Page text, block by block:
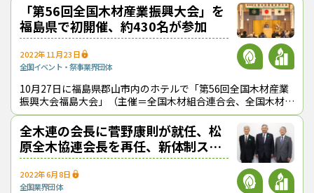
「第56回全国木材産業振興大会」を
福島県で初開催、約430名が参加
2022年11月23日
全国イベント・祭事業界団体
10月27日に福島県郡山市内のホテルで「第56回全国木材産業
振興大会福島大会」（主催＝全国木材組合連合会、全国木材協
同組合連合会）が開催された。1965年から実施されている同
大会が福島県で行われたの
全木連の会長に菅野康則が就任、松
原全木協連会長を再任、新体制スタ
ート
2022年6月8日
全国業界団体